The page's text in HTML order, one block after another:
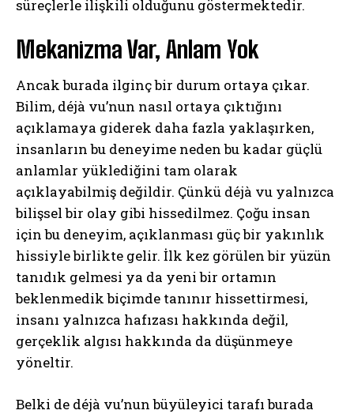
süreçlerle ilişkili olduğunu göstermektedir.
Mekanizma Var, Anlam Yok
Ancak burada ilginç bir durum ortaya çıkar.
Bilim, déjà vu’nun nasıl ortaya çıktığını
açıklamaya giderek daha fazla yaklaşırken,
insanların bu deneyime neden bu kadar güçlü
anlamlar yüklediğini tam olarak
açıklayabilmiş değildir. Çünkü déjà vu yalnızca
bilişsel bir olay gibi hissedilmez. Çoğu insan
için bu deneyim, açıklanması güç bir yakınlık
hissiyle birlikte gelir. İlk kez görülen bir yüzün
tanıdık gelmesi ya da yeni bir ortamın
beklenmedik biçimde tanınır hissettirmesi,
insanı yalnızca hafızası hakkında değil,
gerçeklik algısı hakkında da düşünmeye
yöneltir.
Belki de déjà vu’nun büyüleyici tarafı burada